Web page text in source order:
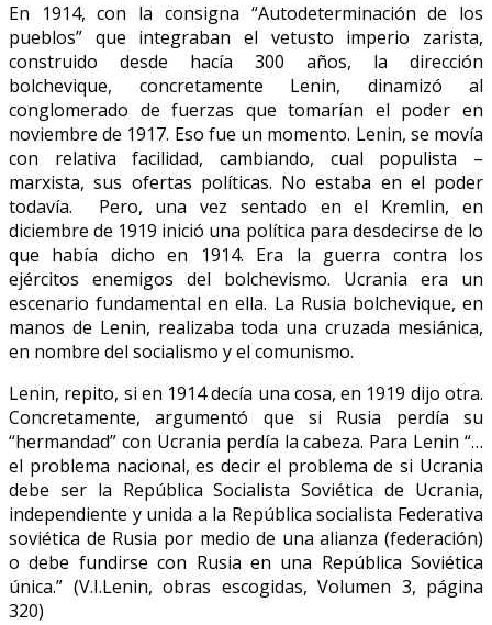
En 1914, con la consigna “Autodeterminación de los
pueblos” que integraban el vetusto imperio zarista,
construido desde hacía 300 años, la dirección
bolchevique, concretamente Lenin, dinamizó al
conglomerado de fuerzas que tomarían el poder en
noviembre de 1917. Eso fue un momento. Lenin, se movía
con relativa facilidad, cambiando, cual populista –
marxista, sus ofertas políticas. No estaba en el poder
todavía. Pero, una vez sentado en el Kremlin, en
diciembre de 1919 inició una política para desdecirse de lo
que había dicho en 1914. Era la guerra contra los
ejércitos enemigos del bolchevismo. Ucrania era un
escenario fundamental en ella. La Rusia bolchevique, en
manos de Lenin, realizaba toda una cruzada mesiánica,
en nombre del socialismo y el comunismo.
Lenin, repito, si en 1914 decía una cosa, en 1919 dijo otra.
Concretamente, argumentó que si Rusia perdía su
“hermandad” con Ucrania perdía la cabeza. Para Lenin “…
el problema nacional, es decir el problema de si Ucrania
debe ser la República Socialista Soviética de Ucrania,
independiente y unida a la República socialista Federativa
soviética de Rusia por medio de una alianza (federación)
o debe fundirse con Rusia en una República Soviética
única.” (V.I.Lenin, obras escogidas, Volumen 3, página
320)